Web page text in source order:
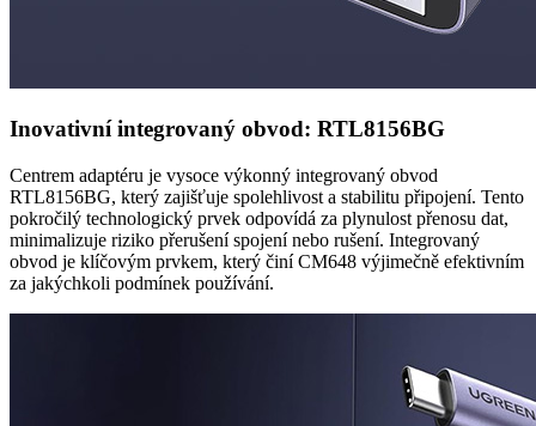
Inovativní integrovaný obvod: RTL8156BG
Centrem adaptéru je vysoce výkonný integrovaný obvod
RTL8156BG, který zajišťuje spolehlivost a stabilitu připojení. Tento
pokročilý technologický prvek odpovídá za plynulost přenosu dat,
minimalizuje riziko přerušení spojení nebo rušení. Integrovaný
obvod je klíčovým prvkem, který činí CM648 výjimečně efektivním
za jakýchkoli podmínek používání.